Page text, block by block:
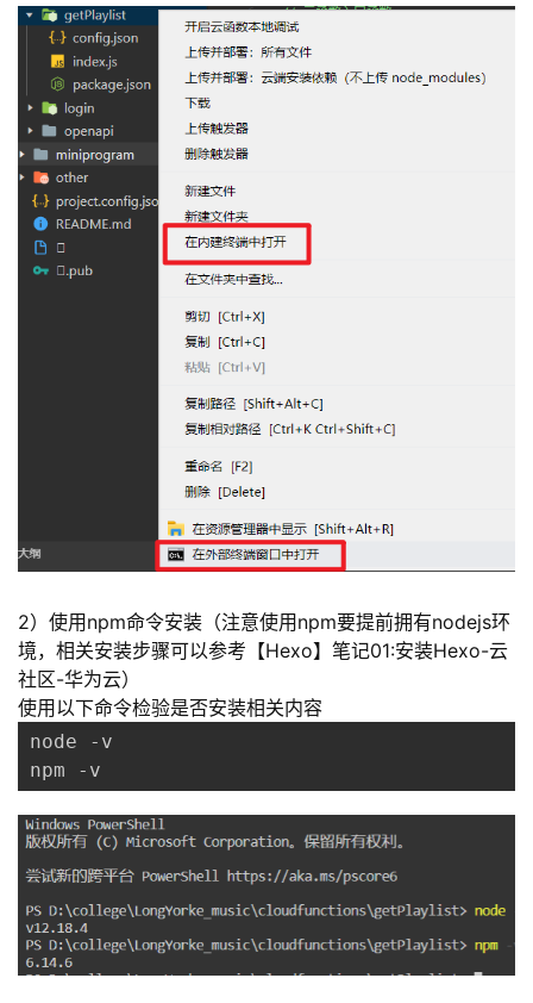
的
课
程
我
的
认
我
的
验
我
收
技
术
支
持
的
云
声
建
议
2）使用npm命令安装（注意使用npm要提前拥有nodejs环
境，相关安装步骤可以参考 【Hexo】笔记01:安装Hexo-云
社区-华为云）
使用以下命令检验是否安装相关内容
node -v
npm -v